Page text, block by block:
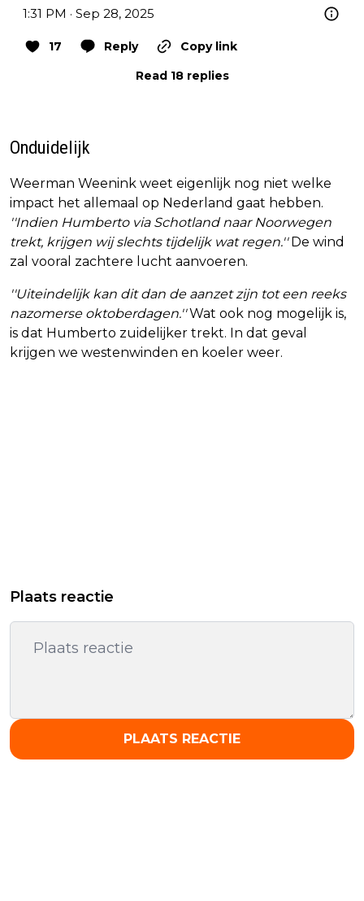
1:31 PM · Sep 28, 2025
17 Reply
Copy link
Read 18 replies
Onduidelijk
Weerman Weenink weet eigenlijk nog niet welke
impact het allemaal op Nederland gaat hebben.
''Indien Humberto via Schotland naar Noorwegen
trekt, krijgen wij slechts tijdelijk wat regen.''De wind
zal vooral zachtere lucht aanvoeren.
''Uiteindelijk kan dit dan de aanzet zijn tot een reeks
nazomerse oktoberdagen.''Wat ook nog mogelijk is,
is dat Humberto zuidelijker trekt. In dat geval
krijgen we westenwinden en koeler weer.
Plaats reactie
PLAATS REACTIE